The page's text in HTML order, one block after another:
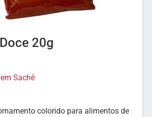
20g
Sachê
colorido para alimentos de